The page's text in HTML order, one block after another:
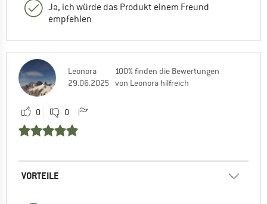
Ja, ich würde das Produkt einem Freund
empfehlen
Leonora
29.06.2025
100% finden die Bewertungen
von Leonora hilfreich
0 0
VORTEILE